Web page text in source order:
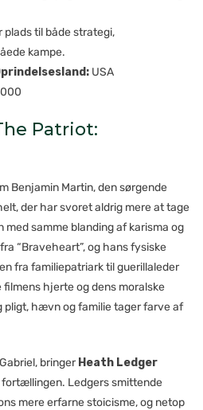
plads til både strategi,
kampe.
USA
Patriot:
Benjamin Martin, den sørgende
der har svoret aldrig mere at tage
med samme blanding af karisma og
“Braveheart”, og hans fysiske
fra familiepatriark til guerillaleder
hjerte og dens moralske
pligt, hævn og familie tager farve af
bringer Heath Ledger
fortællingen. Ledgers smittende
mere erfarne stoicisme, og netop